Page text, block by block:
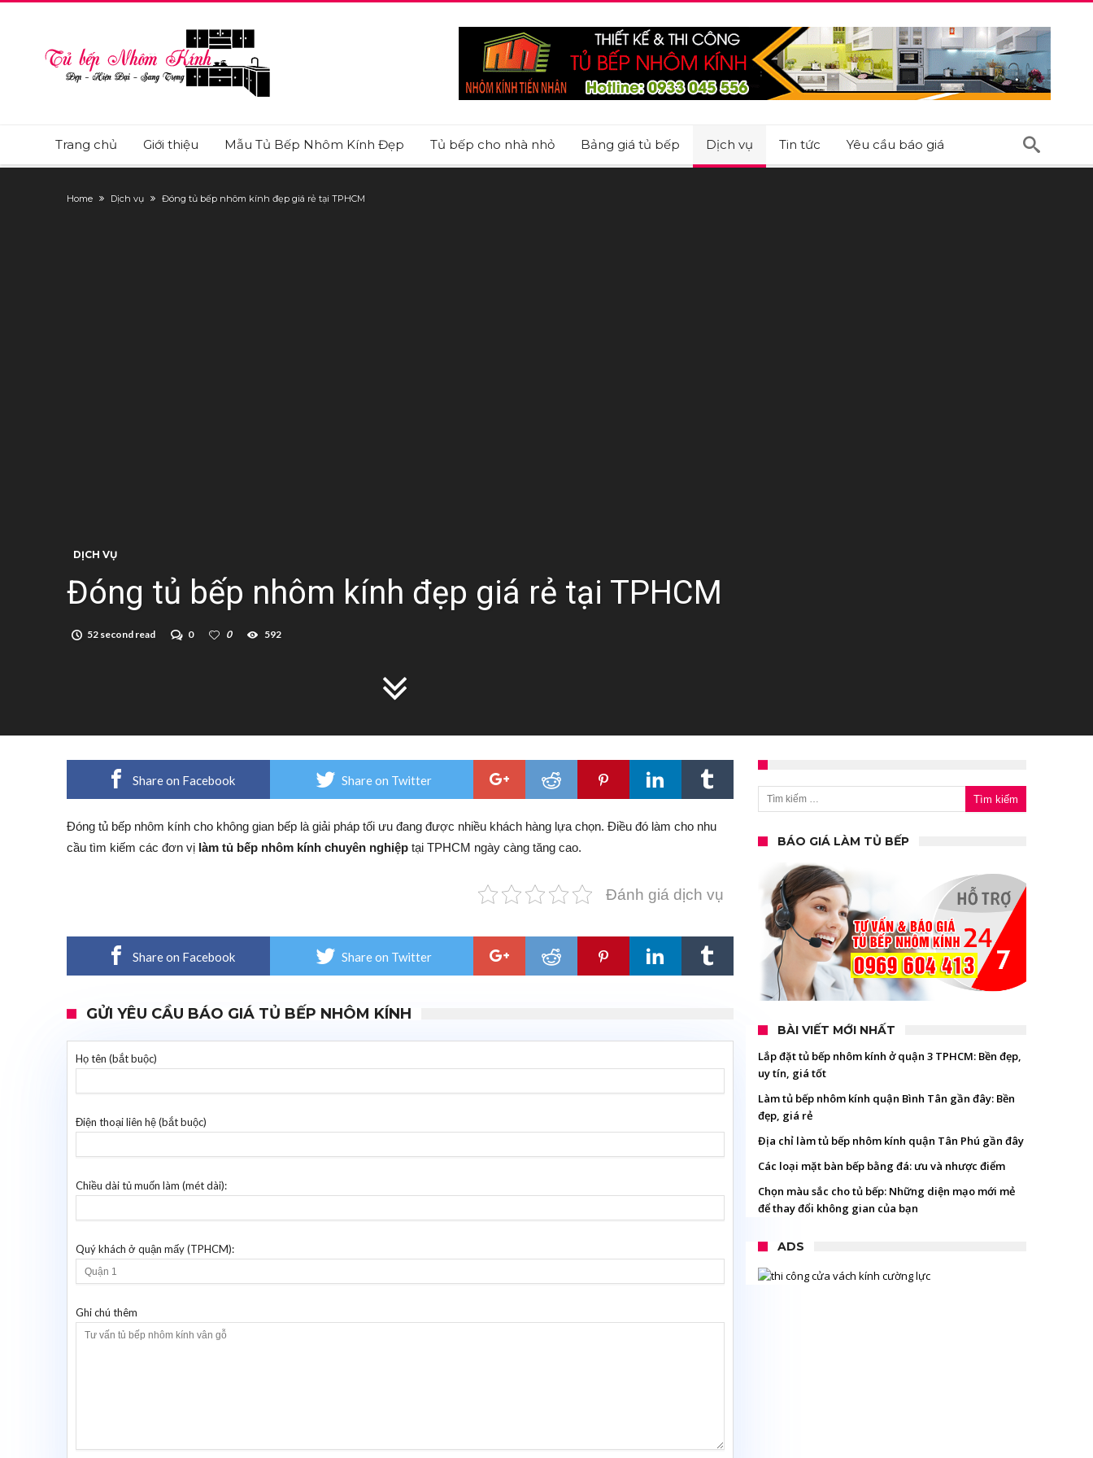
Trang chủ Giới thiệu Mẫu Tủ Bếp Nhôm Kính Đẹp Tủ bếp cho nhà nhỏ Bảng giá tủ bếp Dịch vụ Tin tức Yêu cầu báo giá
Home Dịch vụ Đóng tủ bếp nhôm kính đẹp giá rẻ tại TPHCM
DỊCH VỤ
Đóng tủ bếp nhôm kính đẹp giá rẻ tại TPHCM
52 second read 0 0 592
Share on Facebook Share on Twitter
Đóng tủ bếp nhôm kính cho không gian bếp là giải pháp tối ưu đang được nhiều khách hàng lựa chọn. Điều đó làm cho nhu
cầu tìm kiếm các đơn vị làm tủ bếp nhôm kính chuyên nghiệp tại TPHCM ngày càng tăng cao.
Đánh giá dịch vụ
Share on Facebook Share on Twitter
GỬI YÊU CẦU BÁO GIÁ TỦ BẾP NHÔM KÍNH
Họ tên (bắt buộc)
Điện thoại liên hệ (bắt buộc)
Chiều dài tủ muốn làm (mét dài):
Quý khách ở quận mấy (TPHCM):
Ghi chú thêm
Tìm kiếm cho:
BÁO GIÁ LÀM TỦ BẾP
BÀI VIẾT MỚI NHẤT
Lắp đặt tủ bếp nhôm kính ở quận 3 TPHCM: Bền đẹp,
uy tín, giá tốt
Làm tủ bếp nhôm kính quận Bình Tân gần đây: Bền
đẹp, giá rẻ
Địa chỉ làm tủ bếp nhôm kính quận Tân Phú gần đây
Các loại mặt bàn bếp bằng đá: ưu và nhược điểm
Chọn màu sắc cho tủ bếp: Những diện mạo mới mẻ
để thay đổi không gian của bạn
ADS